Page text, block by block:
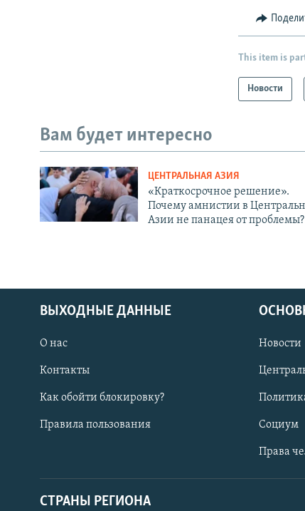
This item is
Новости
Вам будет интересно
ЦЕНТРАЛЬНАЯ АЗИЯ
«Краткосрочное решение».
Почему амнистии в
Азии не панацея от проблемы?
ВЫХОДНЫЕ ДАННЫЕ
О нас
Контакты
Как обойти блокировку?
Правила пользования
Новости
Социум
Права
СТРАНЫ РЕГИОНА